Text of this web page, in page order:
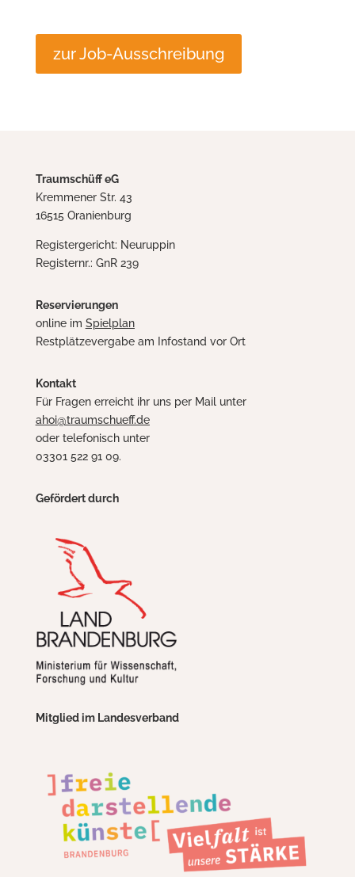
zur Job-Ausschreibung
Traumschüff eG
Kremmener Str. 43
16515 Oranienburg
Registergericht: Neuruppin
Registernr.: GnR 239
Reservierungen
online im Spielplan
Restplätzevergabe am Infostand vor Ort
Kontakt
Für Fragen erreicht ihr uns per Mail unter
ahoi@traumschueff.de
oder telefonisch unter
03301 522 91 09.
Gefördert durch
Mitglied im Landesverband